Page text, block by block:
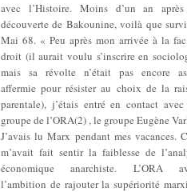
avec l’Histoire. Moins d’un an
découverte de Bakounine, voilà que
Mai 68. « Peu après mon arrivée à la
droit (il aurait voulu s’inscrire en
mais sa révolte n’était pas encore
affermie pour résister au choix de la
parentale), j’étais entré en contact
groupe de l’ORA(2) , le groupe Eugène
J’avais lu Marx pendant mes vacances.
m’avait fait sentir la faiblesse de
économique anarchiste. L’ORA
l’ambition de rajouter la supériorité